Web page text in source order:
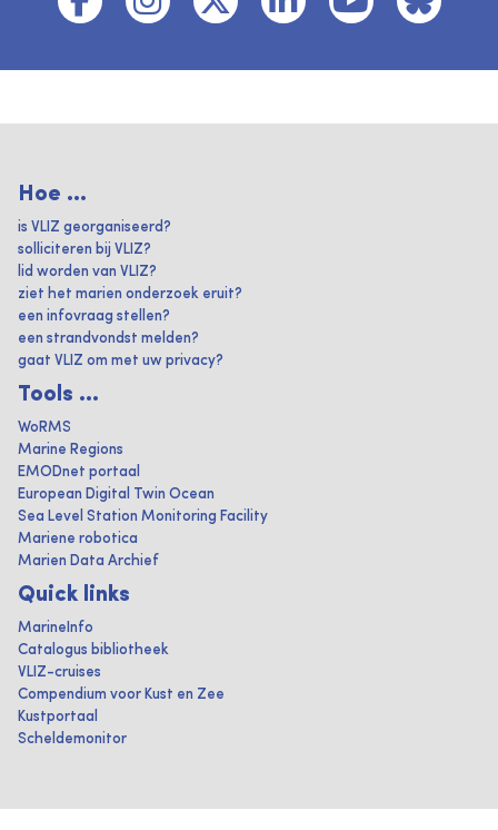
Hoe ...
is VLIZ georganiseerd?
solliciteren bij VLIZ?
lid worden van VLIZ?
ziet het marien onderzoek eruit?
een infovraag stellen?
een strandvondst melden?
gaat VLIZ om met uw privacy?
Tools ...
WoRMS
Marine Regions
EMODnet portaal
European Digital Twin Ocean
Sea Level Station Monitoring Facility
Mariene robotica
Marien Data Archief
Quick links
MarineInfo
Catalogus bibliotheek
VLIZ-cruises
Compendium voor Kust en Zee
Kustportaal
Scheldemonitor